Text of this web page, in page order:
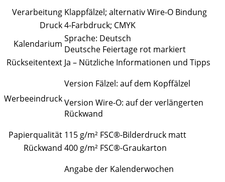
Verarbeitung Klappfälzel; alternativ Wire-O Bindung
Druck4-Farbdruck; CMYK
Kalendarium Sprache: Deutsch
Deutsche Feiertage rot markiert
Rückseitentext Ja – Nützliche Informationen und Tipps
Werbeeindruck
Version Fälzel: auf dem Kopffälzel
Version Wire-O: auf der verlängerten
Rückwand
Papierqualität 115 g/m² FSC®-Bilderdruck matt
Rückwand 400 g/m² FSC®-Graukarton
Angabe der Kalenderwochen